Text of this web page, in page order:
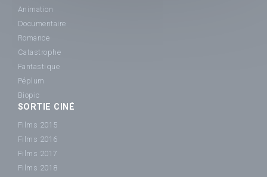
Animation
Documentaire
Romance
Catastrophe
Fantastique
Péplum
Biopic
SORTIE CINÉ
Films 2015
Films 2016
Films 2017
Films 2018